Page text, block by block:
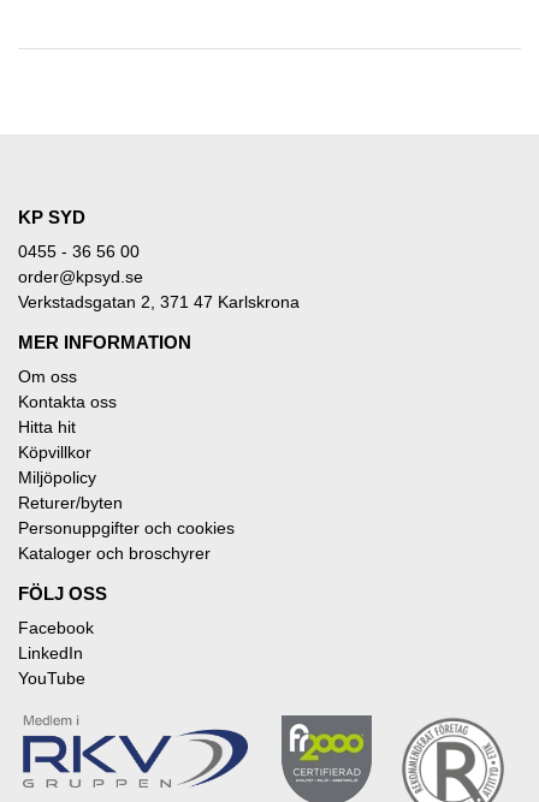
KP SYD
0455 - 36 56 00
order@kpsyd.se
Verkstadsgatan 2, 371 47 Karlskrona
MER INFORMATION
Om oss
Kontakta oss
Hitta hit
Köpvillkor
Miljöpolicy
Returer/byten
Personuppgifter och cookies
Kataloger och broschyrer
FÖLJ OSS
Facebook
LinkedIn
YouTube